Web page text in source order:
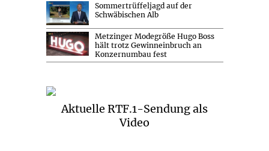
Sommertrüffeljagd auf der
Schwäbischen Alb
Metzinger Modegröße Hugo Boss
hält trotz Gewinneinbruch an
Konzernumbau fest
Aktuelle RTF.1-Sendung als
Video